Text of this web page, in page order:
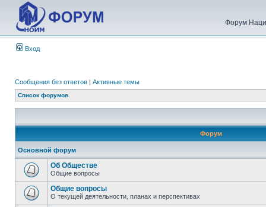
Форум
Вход
Сообщения без ответов | Активные темы
Список форумов
Форум
Основной форум
Об Обществе
Общие вопросы
Общие вопросы
О текущей деятельности, планах и перспективах